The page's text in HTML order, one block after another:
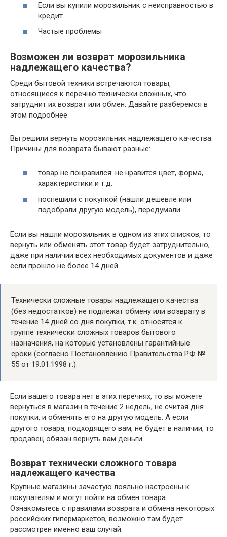
Если вы купили морозильник с неисправностью в
кредит
Частые проблемы
Возможен ли возврат морозильника
надлежащего качества?
Среди бытовой техники встречаются товары,
относящиеся к перечню технически сложных, что
затруднит их возврат или обмен. Давайте разберемся в
этом подробнее.
Вы решили вернуть морозильник надлежащего качества.
Причины для возврата бывают разные:
товар не понравился: не нравится цвет, форма,
характеристики и т.д.
поспешили с покупкой (нашли дешевле или
подобрали другую модель), передумали
Если вы нашли морозильник в одном из этих списков, то
вернуть или обменять этот товар будет затруднительно,
даже при наличии всех необходимых документов и даже
если прошло не более 14 дней.
Технически сложные товары надлежащего качества
(без недостатков) не подлежат обмену или возврату в
течение 14 дней со дня покупки, т.к. относятся к
группе технически сложных товаров бытового
назначения, на которые установлены гарантийные
сроки (согласно Постановлению Правительства РФ №
55 от 19.01.1998 г.).
Если вашего товара нет в этих перечнях, то вы можете
вернуться в магазин в течение 2 недель, не считая дня
покупки, и обменять его на другую модель. А если
другого товара, подходящего вам, не будет в наличии, то
продавец обязан вернуть вам деньги.
Возврат технически сложного товара
надлежащего качества
Крупные магазины зачастую лояльно настроены к
покупателям и могут пойти на обмен товара.
Ознакомьтесь с правилами возврата и обмена некоторых
российских гипермаркетов, возможно там будет
рассмотрен именно ваш случай.